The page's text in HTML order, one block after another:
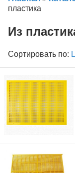
пластика
Из
Сортировать по: